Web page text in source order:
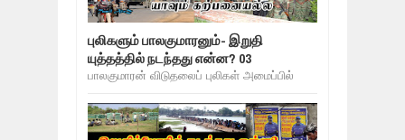
புலிகளும் பாலகுமாரனும்- இறுதி
யுத்தத்தில் நடந்தது என்ன? 03
பாலகுமாரன் விடுதலைப் புலிகள் அமைப்பில்